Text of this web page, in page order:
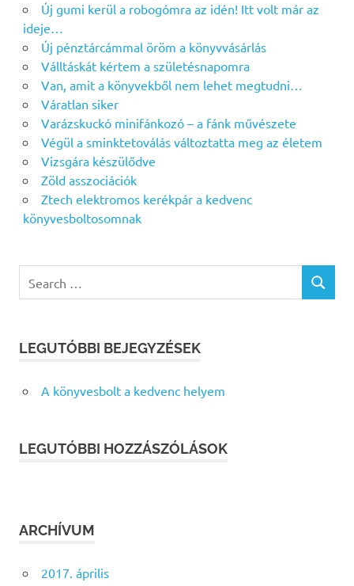
Új gumi kerül a robogómra az idén! Itt volt már az
ideje…
Új pénztárcámmal öröm a könyvvásárlás
Válltáskát kértem a születésnapomra
Van, amit a könyvekből nem lehet megtudni…
Váratlan siker
Varázskuckó minifánkozó – a fánk művészete
Végül a sminktetoválás változtatta meg az életem
Vizsgára készülődve
Zöld asszociációk
Ztech elektromos kerékpár a kedvenc
könyvesboltosomnak
for:
SEARCH
LEGUTÓBBI BEJEGYZÉSEK
A könyvesbolt a kedvenc helyem
LEGUTÓBBI HOZZÁSZÓLÁSOK
ARCHÍVUM
2017. április